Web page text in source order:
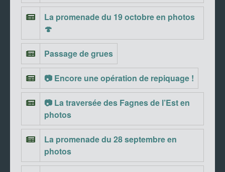
La promenade du 19 octobre en photos
🍄
Passage de grues
📷 Encore une opération de repiquage !
📷 La traversée des Fagnes de l’Est en
photos
La promenade du 28 septembre en
photos